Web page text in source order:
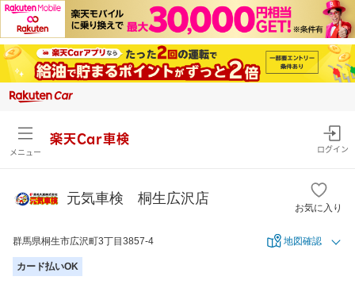
メニュー
楽天Car車検
ログイン
元気車検 桐生広沢店
お気に入り
群馬県桐生市広沢町3丁目3857-4 地図確認
カード払いOK